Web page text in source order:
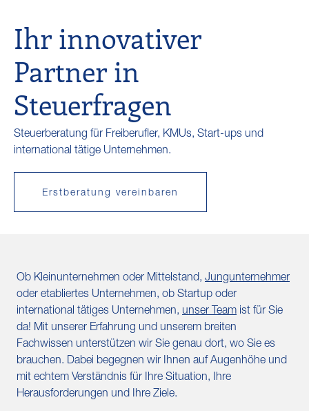
Ihr innovativer
Partner in
Steuerfragen
Steuerberatung für Freiberufler, KMUs, Start-ups und
international tätige Unternehmen.
Erstberatung vereinbaren
Ob Kleinunternehmen oder Mittelstand, Jungunternehmer
oder etabliertes Unternehmen, ob Startup oder
international tätiges Unternehmen, unser Team ist für Sie
da! Mit unserer Erfahrung und unserem breiten
Fachwissen unterstützen wir Sie genau dort, wo Sie es
brauchen. Dabei begegnen wir Ihnen auf Augenhöhe und
mit echtem Verständnis für Ihre Situation, Ihre
Herausforderungen und Ihre Ziele.